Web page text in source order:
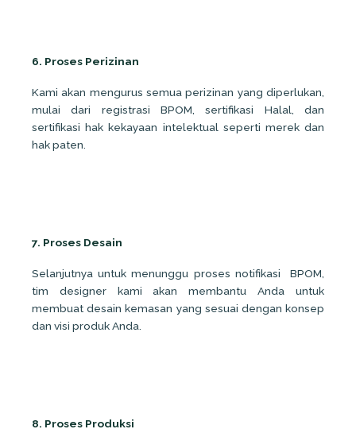
6. Proses Perizinan
Kami akan mengurus semua perizinan yang diperlukan,
mulai dari registrasi BPOM, sertifikasi Halal, dan
sertifikasi hak kekayaan intelektual seperti merek dan
hak paten.
7. Proses Desain
Selanjutnya untuk menunggu proses notifikasi BPOM,
tim designer kami akan membantu Anda untuk
membuat desain kemasan yang sesuai dengan konsep
dan visi produk Anda.
8. Proses Produksi